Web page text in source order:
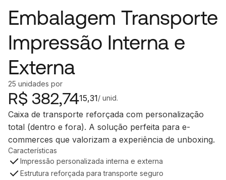
Embalagem Transporte
Impressão Interna e
Externa
25 unidades por
R$ 382,74 / unid.
15,31
Caixa de transporte reforçada com personalização
total (dentro e fora). A solução perfeita para e-
commerces que valorizam a experiência de unboxing.
Características
Impressão personalizada interna e externa
Estrutura reforçada para transporte seguro